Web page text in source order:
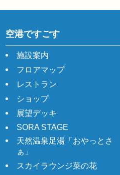
空港ですごす
施設案内
フロアマップ
レストラン
ショップ
展望デッキ
SORA STAGE
天然温泉足湯「おやっとさ
ぁ」
スカイラウンジ菜の花